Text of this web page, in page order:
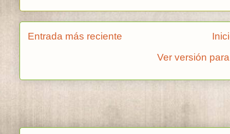
Entrada más reciente
Ver versión
Suscribirse a: Enviar